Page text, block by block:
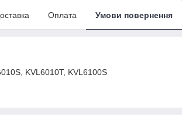
Оплата Умови повернення
KVL6010T, KVL6100S